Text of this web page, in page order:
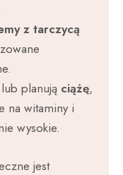
z tarczycą
lub planują ciążę,
na witaminy i
wysokie.
jest